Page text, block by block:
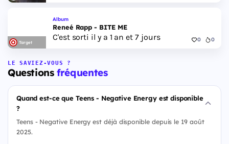
Target
Album
Reneé Rapp - BITE ME
C'est sorti il y a 1 an et 7 jours 0 0
LE SAVIEZ-VOUS ?
Questionsfréquentes
Quand est-ce que Teens - Negative Energy est disponible
?
Teens - Negative Energy est déjà disponible depuis le 19 août
2025.